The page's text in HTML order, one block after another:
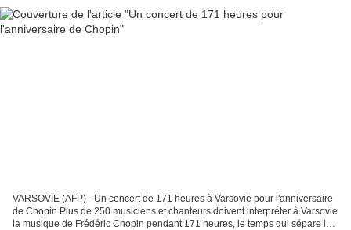
VARSOVIE (AFP) - Un concert de 171 heures à Varsovie pour l'anniversaire
de Chopin Plus de 250 musiciens et chanteurs doivent interpréter à Varsovie
la musique de Frédéric Chopin pendant 171 heures, le temps qui sépare les